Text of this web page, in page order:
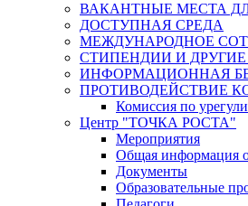
ВАКАНТНЫЕ МЕСТА
ДОСТУПНАЯ СРЕДА
МЕЖДУНАРОДНОЕ
СТИПЕНДИИ И
ИНФОРМАЦИОННАЯ
ПРОТИВОДЕЙСТВИЕ
Комиссия по
Центр "ТОЧКА РОСТА"
Мероприятия
Общая информация
Документы
Образовательные